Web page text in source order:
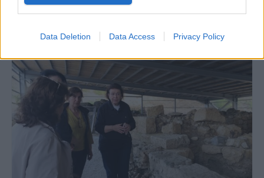
Data Deletion Data Access Privacy Policy